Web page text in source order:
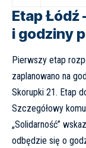
Etap Łódź
i godziny
Pierwszy etap
zaplanowano na
Skorupki 21. Etap
Szczegółowy
„Solidarność”
odbędzie się o